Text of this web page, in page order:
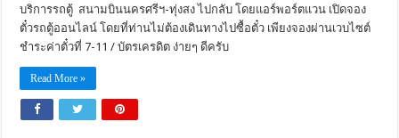
บริการรถตู้ สนามบินนครศรีฯ-ทุ่งสง ไปกลับ โดยแอร์พอร์ตแวน เปิดจอง
ตั๋วรถตู้ออนไลน์ โดยที่ท่านไม่ต้องเดินทางไปซื้อตั๋ว เพียงจองผ่านเวบไซต์
ชำระค่าตั๋วที่ 7-11 / บัตรเครดิต ง่ายๆ ดีครับ
Read More »